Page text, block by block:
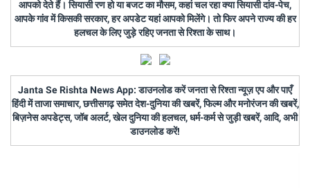
आपको देते हैं। सियासी रण हो या बजट का मौसम, कहां चल रहा क्या सियासी दांव-पेच,
आपके गांव में किसकी सरकार, हर अपडेट यहां आपको मिलेंगे। तो फिर अपने राज्य की हर
हलचल के लिए जुड़े रहिए जनता से रिश्ता के साथ।
Janta Se Rishta News App: डाउनलोड करें जनता से रिश्ता न्यूज़ एप और पाएँ
हिंदी में ताजा समाचार, छत्तीसगढ़ समेत देश-दुनिया की खबरें, फिल्म और मनोरंजन की खबरें,
बिज़नेस अपडेट्स, जॉब अलर्ट, खेल दुनिया की हलचल, धर्म-कर्म से जुड़ी खबरें, आदि, अभी
डाउनलोड करें!